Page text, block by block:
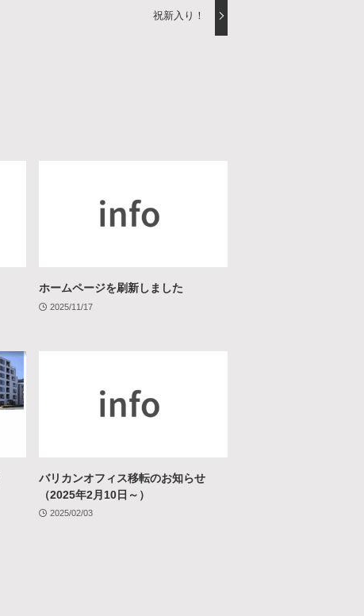
祝新入り！
ホームページを刷新しました
2025/11/17
バリカンオフィス移転のお知らせ
（2025年2月10日～）
2025/02/03